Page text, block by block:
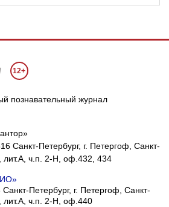
12+
познавательный журнал
Санкт-Петербург, г. Петергоф, Санкт-
лит.А, ч.п. 2-Н, оф.432, 434
Петербург, г. Петергоф, Санкт-
лит.А, ч.п. 2-Н, оф.440